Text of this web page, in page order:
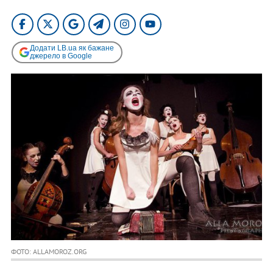
Додати LB.ua як бажане
джерело в Google
ФОТО: ALLAMOROZ.ORG